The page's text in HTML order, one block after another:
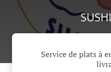
Service de plats à